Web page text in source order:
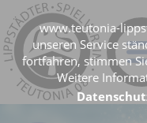
www.teutonia-
unseren Service
fortfahren, stimmen
Weitere